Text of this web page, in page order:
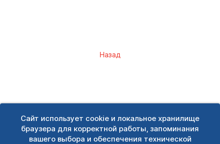
Сайт использует cookie и локальное хранилище
браузера для корректной работы, запоминания
вашего выбора и обеспечения технической
Назад